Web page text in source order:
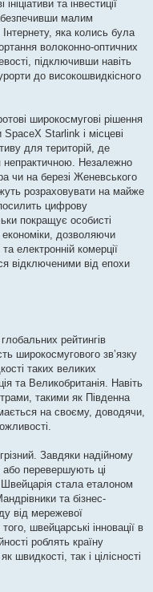
та інвестиції
малим
яка колись була
волоконно-оптичних
підключивши навіть
до високошвидкісного
широкосмугові рішення
SpaceX Starlink і місцеві
для територій, де
непрактичною. Незалежно
чи на березі Женевського
розраховувати на майже
цифрову
покращує особисті
економіки, дозволяючи
електронній комерції
відключеними від епохи
рейтингів
широкосмугового зв’язку
таких великих
та Великобританія. Навіть
такими як Південна
на своєму, доводячи,
Завдяки надійному
або перевершують ці
стала еталоном
та бізнес-
від мережевої
швейцарські інновації в
роблять країну
швидкості, так і цілісності